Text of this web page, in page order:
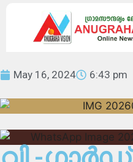
May 16, 2024 6:43 pm